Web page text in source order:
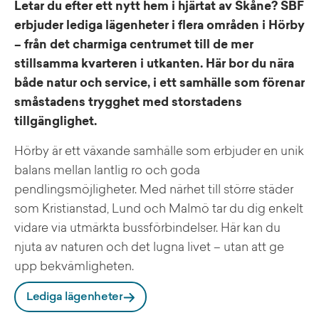
Letar du efter ett nytt hem i hjärtat av Skåne? SBF
erbjuder lediga lägenheter i flera områden i Hörby
– från det charmiga centrumet till de mer
stillsamma kvarteren i utkanten. Här bor du nära
både natur och service, i ett samhälle som förenar
småstadens trygghet med storstadens
tillgänglighet.
Hörby är ett växande samhälle som erbjuder en unik
balans mellan lantlig ro och goda
pendlingsmöjligheter. Med närhet till större städer
som Kristianstad, Lund och Malmö tar du dig enkelt
vidare via utmärkta bussförbindelser. Här kan du
njuta av naturen och det lugna livet – utan att ge
upp bekvämligheten.
Om du uppskattar friluftsliv kommer du trivas i
Hörbys omgivningar. Fulltofta strövområde erbjuder
Lediga lägenheter